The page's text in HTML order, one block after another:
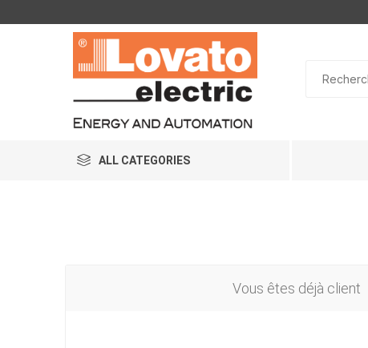
ALL CATEGORIES
Vous êtes déjà client